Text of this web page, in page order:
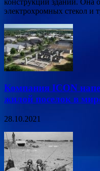
электрохромных стекол и
Компания ICON
жилой поселок в
28.10.2021